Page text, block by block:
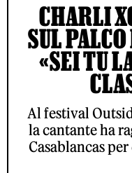
CHARLI
SUL
«SEI TU
Al festival
la cantante ha
Casablancas